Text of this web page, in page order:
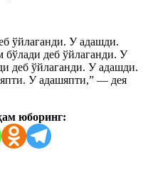
ўйлаганди. У адашди.
бўлади деб ўйлаганди. У
деб ўйлаганди. У адашди.
У адашяпти,” — дея
юборинг: